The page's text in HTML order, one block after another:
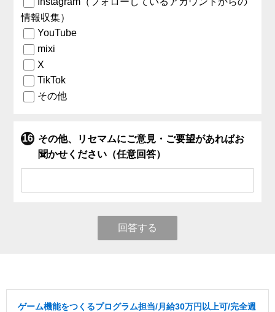
情報収集）
YouTube
mixi
X
TikTok
その他
その他、リセマムにご意見・ご要望があればお
聞かせください（任意回答）
回答する
ゲーム機能をつくるプログラム担当/月給30万円以上可/完全週